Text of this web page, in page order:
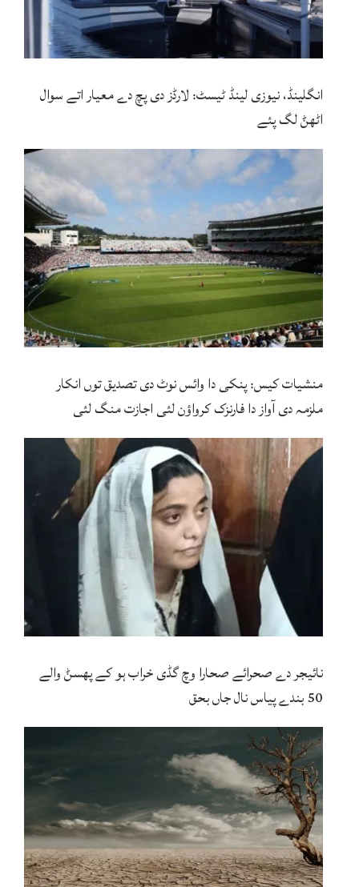
انگلینڈ، نیوزی لینڈ ٹیسٹ: لارڈز دی پچ دے معیار اتے سوال
اٹھݨ لگ پئے
منشیات کیس: پنکی دا وائس نوٹ دی تصدیق توں انکار
ملزمہ دی آواز دا فارنزک کرواؤن لئی اجازت منگ لئی
نائیجر دے صحرائے صحارا وچ گڈی خراب ہو کے پھسݨ والے
50 بندے پیاس نال جاں بحق